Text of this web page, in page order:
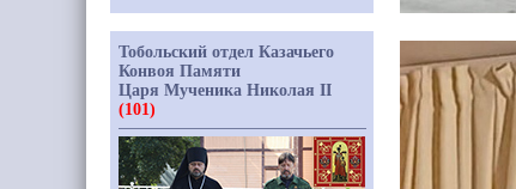
Тобольский отдел Казачьего
Конвоя Памяти
Царя Мученика Николая II
(101)